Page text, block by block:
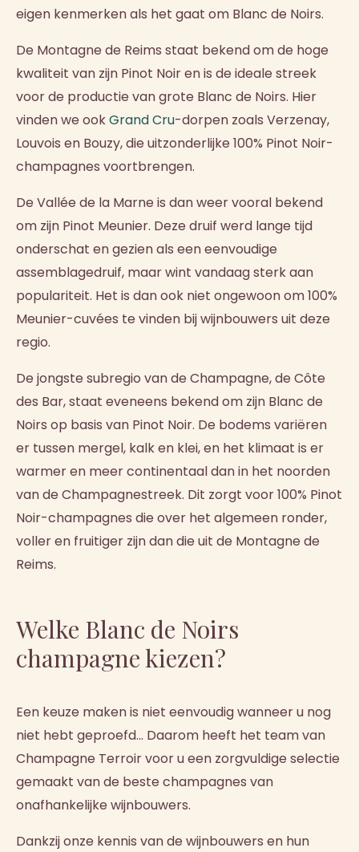
eigen kenmerken als het gaat om Blanc de Noirs.
De Montagne de Reims staat bekend om de hoge
kwaliteit van zijn Pinot Noir en is de ideale streek
voor de productie van grote Blanc de Noirs. Hier
vinden we ookGrand Cru-dorpen zoals Verzenay,
Louvois en Bouzy, die uitzonderlijke 100% Pinot Noir-
champagnes voortbrengen.
De Vallée de la Marne is dan weer vooral bekend
om zijn Pinot Meunier. Deze druif werd lange tijd
onderschat en gezien als een eenvoudige
assemblagedruif, maar wint vandaag sterk aan
populariteit. Het is dan ook niet ongewoon om 100%
Meunier-cuvées te vinden bij wijnbouwers uit deze
regio.
De jongste subregio van de Champagne, de Côte
des Bar, staat eveneens bekend om zijn Blanc de
Noirs op basis van Pinot Noir. De bodems variëren
er tussen mergel, kalk en klei, en het klimaat is er
warmer en meer continentaal dan in het noorden
van de Champagnestreek. Dit zorgt voor 100% Pinot
Noir-champagnes die over het algemeen ronder,
voller en fruitiger zijn dan die uit de Montagne de
Reims.
Welke Blanc de Noirs
champagne kiezen?
Een keuze maken is niet eenvoudig wanneer u nog
niet hebt geproefd… Daarom heeft het team van
Champagne Terroir voor u een zorgvuldige selectie
gemaakt van de beste champagnes van
onafhankelijke wijnbouwers.
Dankzij onze kennis van de wijnbouwers en hun